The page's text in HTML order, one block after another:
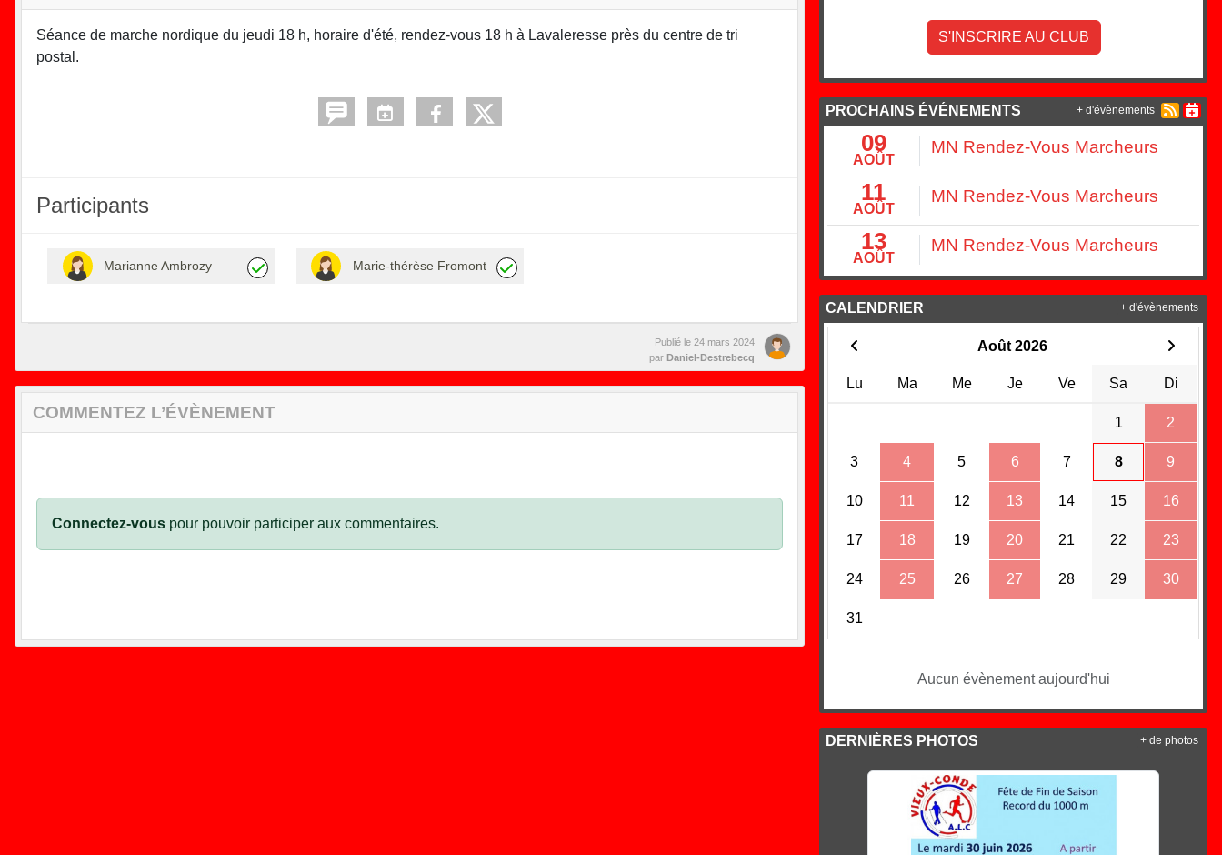
Séance de marche nordique du jeudi 18 h, horaire d'été, rendez-vous 18 h à Lavaleresse près du centre de tri
postal.
Participants
Marianne Ambrozy Marie-thérèse Fromont
Publié le 24 mars 2024
par Daniel-Destrebecq
COMMENTEZ L’ÉVÈNEMENT
Connectez-vous pour pouvoir participer aux commentaires.
S'INSCRIRE AU CLUB
PROCHAINS ÉVÉNEMENTS
09
AOÛT
MN Rendez-Vous Marcheurs
11
AOÛT
MN Rendez-Vous Marcheurs
13
AOÛT
MN Rendez-Vous Marcheurs
+ d'évènements
CALENDRIER
Août 2026
Lu Ma Me Je Ve Sa Di
1 2
3 4 5 6 7 8 9
10 11 12 13 14 15 16
17 18 19 20 21 22 23
24 25 26 27 28 29 30
31
Aucun évènement aujourd'hui
+ d'évènements
DERNIÈRES PHOTOS + de photos